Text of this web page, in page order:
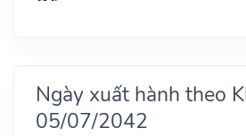
Ngày xuất hành theo
05/07/2042